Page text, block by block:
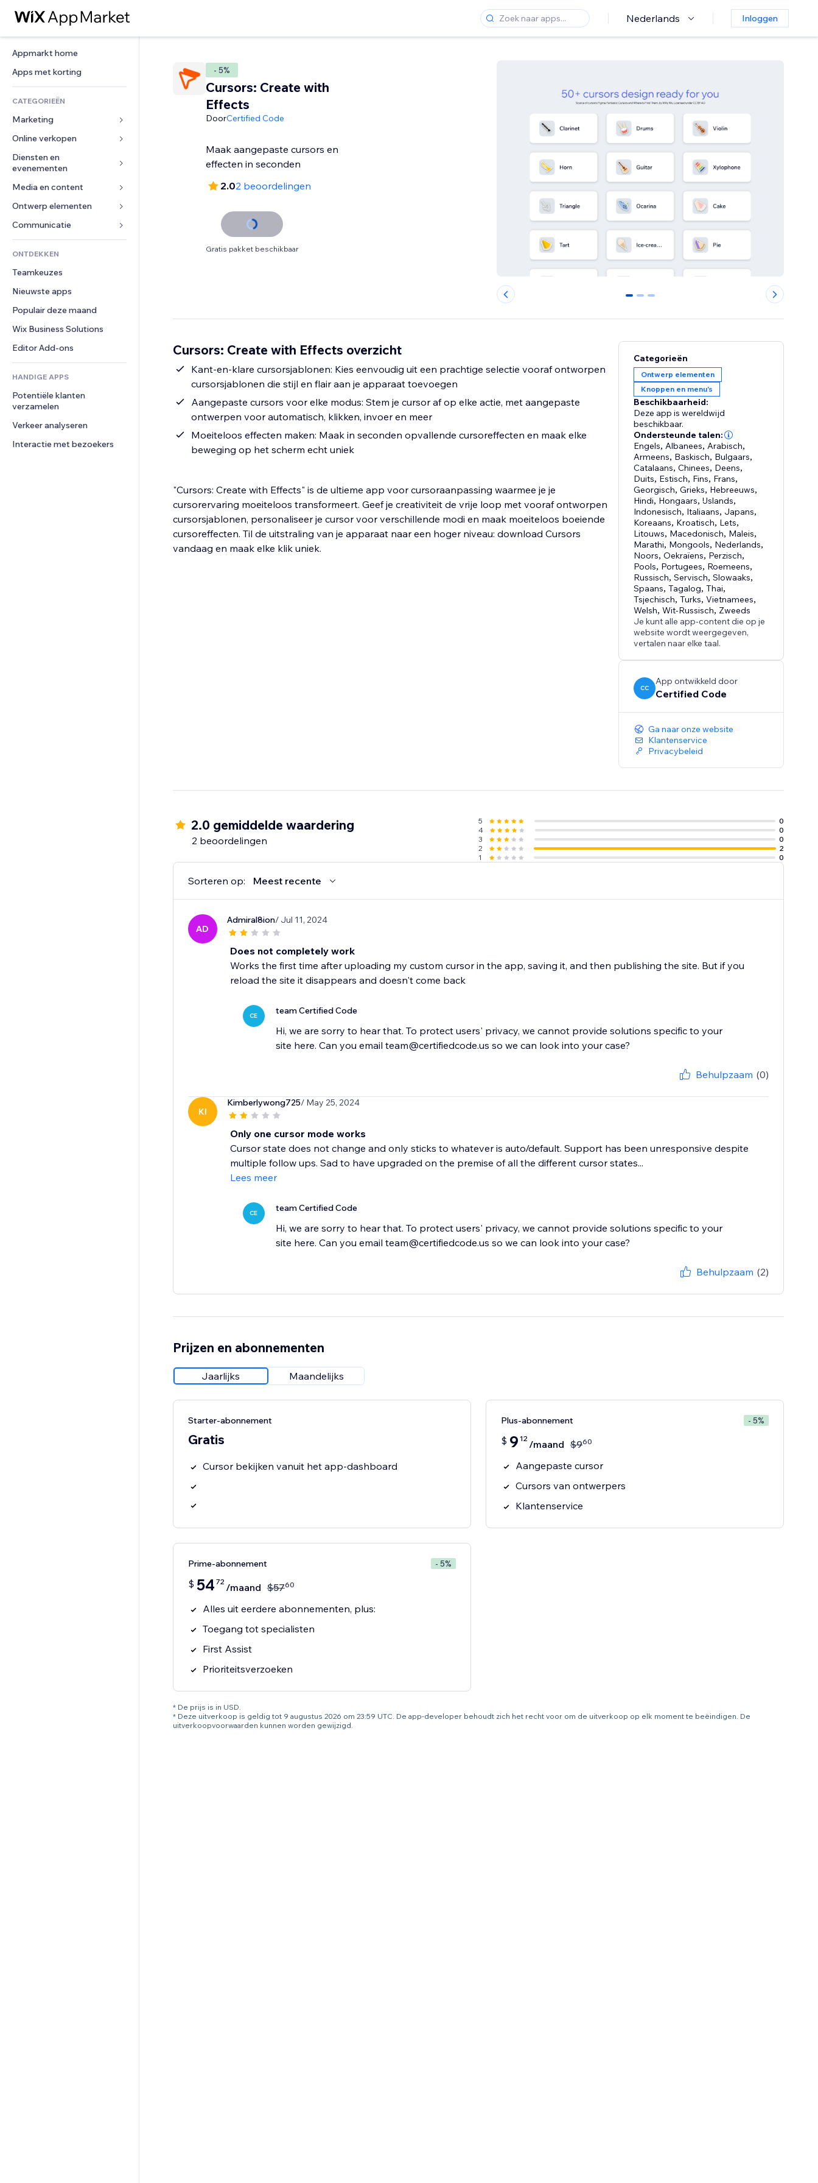
Nederlands Inloggen
Appmarkt home
Apps met korting
CATEGORIEËN
Marketing
Advertenties
Mobiel
Analytics
Social media
SEO
Betrokkenheid
Websitevermeldingen
E-mail
Conversie
Online verkopen
Apps voor webshops
Verzending en levering
Verkoopknoppen
Online cursussen
Print on demand
Boekhouding
Coupons en loyaliteit
Opslagoplossingen
Dropshipping
Prijzen en abonnementen
Crowdfunding
Eten en drinken
Diensten en
evenementen
Hotels
Evenementen
Restaurants
Vastgoed
Boekingen
Media en content
Galerij
Muziek
Podcasts
Fotografie
Video
PDF
Bestanden delen
Nieuws
Ontwerp elementen
Kaarten en navigatie
Privacy en beveiliging
Ontime
Pagina templates
Afbeeldingseffecten
Knoppen en menu's
Banners en badges
Rekenmachines
Zoeken
Weer
Grafieken en tabellen
Formulieren
Enquêtes
Chat
Opmerkingen
Telefoonnummer
Community
Beoordelingen en testimonials
CRM
ONTDEKKEN
Teamkeuzes
Nieuwste apps
Populair deze maand
Wix Business Solutions
Editor Add-ons
HANDIGE APPS
Potentiële klanten
verzamelen
Verkeer analyseren
Interactie met bezoekers
- 5%
Cursors: Create with
Effects
DoorCertified Code
Maak aangepaste cursors en
effecten in seconden
2.02 beoordelingen
Gratis pakket beschikbaar
0 1 2
Cursors: Create with Effects overzicht
Kant-en-klare cursorsjablonen: Kies eenvoudig uit een prachtige selectie vooraf ontworpen
cursorsjablonen die stijl en flair aan je apparaat toevoegen
Aangepaste cursors voor elke modus: Stem je cursor af op elke actie, met aangepaste
ontwerpen voor automatisch, klikken, invoer en meer
Moeiteloos effecten maken: Maak in seconden opvallende cursoreffecten en maak elke
beweging op het scherm echt uniek
"Cursors: Create with Effects" is de ultieme app voor cursoraanpassing waarmee je je
cursorervaring moeiteloos transformeert. Geef je creativiteit de vrije loop met vooraf ontworpen
cursorsjablonen, personaliseer je cursor voor verschillende modi en maak moeiteloos boeiende
cursoreffecten. Til de uitstraling van je apparaat naar een hoger niveau: download Cursors
vandaag en maak elke klik uniek.
Categorieën
Ontwerp elementen
Knoppen en menu's
Beschikbaarheid:
Deze app is wereldwijd
beschikbaar.
Ondersteunde talen:
Engels, Albanees, Arabisch,
Armeens, Baskisch, Bulgaars,
Catalaans,Chinees, Deens,
Duits, Estisch, Fins, Frans,
Georgisch,Grieks, Hebreeuws,
Hindi, Hongaars,IJslands,
Indonesisch, Italiaans, Japans,
Koreaans, Kroatisch, Lets,
Litouws, Macedonisch, Maleis,
Marathi, Mongools, Nederlands,
Noors,Oekraïens, Perzisch,
Pools, Portugees, Roemeens,
Russisch,Servisch,Slowaaks,
Spaans,Tagalog,Thai,
Tsjechisch,Turks,Vietnamees,
Welsh,Wit-Russisch, Zweeds
Je kunt alle app-content die op je
website wordt weergegeven,
vertalen naar elke taal.
CC
App ontwikkeld door
Certified Code
Ga naar onze website
Klantenservice
Privacybeleid
2.0 gemiddelde waardering
2 beoordelingen
5
0
4
0
3
0
2
2
1
0
Sorteren op: Meest recente
AD
Admiral8ion/ Jul 11, 2024
Does not completely work
Works the first time after uploading my custom cursor in the app, saving it, and then publishing the site. But if you
reload the site it disappears and doesn't come back
CE team Certified Code
Hi, we are sorry to hear that. To protect users' privacy, we cannot provide solutions specific to your
site here. Can you email team@certifiedcode.us so we can look into your case?
Behulpzaam (0)
KI
Kimberlywong725/ May 25, 2024
Only one cursor mode works
Cursor state does not change and only sticks to whatever is auto/default. Support has been unresponsive despite
multiple follow ups. Sad to have upgraded on the premise of all the different cursor states...
Lees meer
CE team Certified Code
Hi, we are sorry to hear that. To protect users' privacy, we cannot provide solutions specific to your
site here. Can you email team@certifiedcode.us so we can look into your case?
Behulpzaam (2)
Prijzen en abonnementen
Jaarlijks Maandelijks
Starter-abonnement
Gratis
Cursor bekijken vanuit het app-dashboard
Plus-abonnement - 5%
$ 9 12 /maand $960
Aangepaste cursor
Cursors van ontwerpers
Klantenservice
Prime-abonnement - 5%
$ 54 72 /maand $5760
Alles uit eerdere abonnementen, plus:
Toegang tot specialisten
First Assist
Prioriteitsverzoeken
* De prijs is in USD.
* Deze uitverkoop is geldig tot 9 augustus 2026 om 23:59 UTC. De app-developer behoudt zich het recht voor om de uitverkoop op elk moment te beëindigen. De
uitverkoopvoorwaarden kunnen worden gewijzigd.